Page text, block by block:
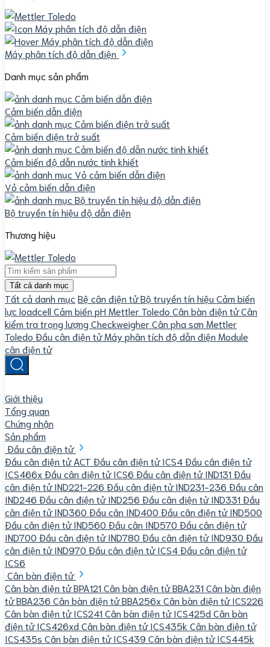
Máy phân tích độ dẫn điện
Danh mục sản phẩm
Cảm biến dẫn điện
Cảm biến điện trở suất
Cảm biến độ dẫn nước tinh khiết
Vỏ cảm biến dẫn điện
Bộ truyền tín hiệu độ dẫn điện
Thương hiệu
Tất cả danh mục
Tất cả danh mục Bệ cân điện tửBộ truyền tín hiệu Cảm biến
lực loadcell Cảm biến pH Mettler Toledo Cân bàn điện tửCân
kiểm tra trọng lượng CheckweigherCân pha sơn Mettler
Toledo Đầu cân điện tửMáy phân tích độ dẫn điện Module
cân điện tử
Giới thiệu
Tổng quan
Chứng nhận
Sản phẩm
Đầu cân điện tử
Đầu cân điện tử ACT Đầu cân điện tử ICS4Đầu cân điện tử
ICS466xĐầu cân điện tử ICS6 Đầu cân điện tử IND131Đầu
cân điện tử IND221-226 Đầu cân điện tử IND231-236 Đầu cân
IND246 Đầu cân điện tử IND256 Đầu cân điện tử IND331Đầu
cân điện tử IND360 Đầu cân IND400 Đầu cân điện tử IND500
Đầu cân điện tử IND560 Đầu cân IND570 Đầu cân điện tử
IND700 Đầu cân điện tử IND780 Đầu cân điện tử IND930 Đầu
cân điện tử IND970 Đầu cân điện tử ICS4Đầu cân điện tử
ICS6
Cân bàn điện tử
Cân bàn điện tử BPA121Cân bàn điện tử BBA231Cân bàn điện
tử BBA236 Cân bàn điện tử BBA256xCân bàn điện tử ICS226
Cân bàn điện tử ICS241Cân bàn điện tử ICS425d Cân bàn
điện tử ICS426xd Cân bàn điện tử ICS435k Cân bàn điện tử
ICS435s Cân bàn điện tử ICS439 Cân bàn điện tử ICS445k